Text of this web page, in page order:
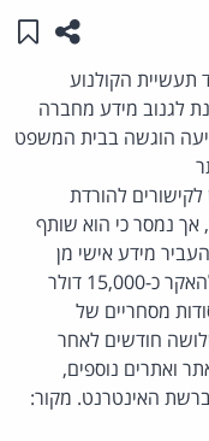
שתפו
תעשיית הקולנוע
לגנוב מידע מחברה
הוגשה בבית המשפט
להורדת
נמסר כי הוא שותף
מידע אישי מן
האתר. בהתאם לתביעה, ה-MPAA שילם להאקר כ-15,000 דולר
מסחריים של
חודשים לאחר
ואתרים נוספים,
האינטרנט. מקור: